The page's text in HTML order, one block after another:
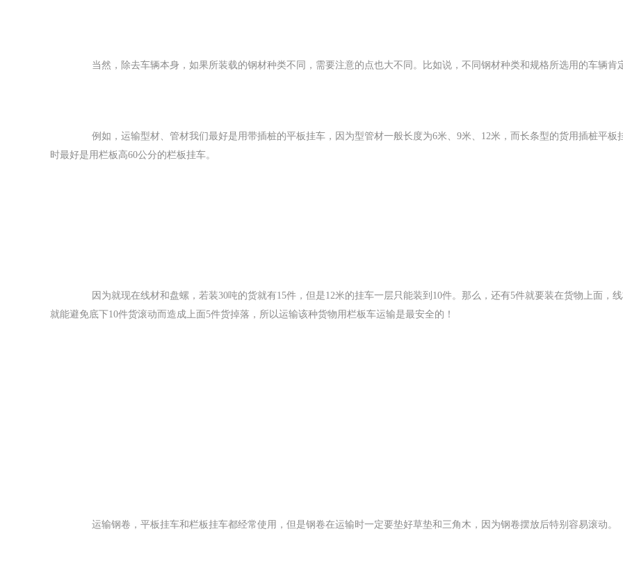
当然，除去车辆本身，如果所装载的钢材种类不同，需要注意的点也大不同。比如说，不同钢材种类和规格所选用的车辆肯
例如，运输型材、管材我们最好是用带插桩的平板挂车，因为型管材一般长度为6米、9米、12米，而长条型的货用插桩平板
时最好是用栏板高60公分的栏板挂车。
因为就现在线材和盘螺，若装30吨的货就有15件，但是12米的挂车一层只能装到10件。那么，还有5件就要装在货物上面，
就能避免底下10件货滚动而造成上面5件货掉落，所以运输该种货物用栏板车运输是最安全的！
运输钢卷，平板挂车和栏板挂车都经常使用，但是钢卷在运输时一定要垫好草垫和三角木，因为钢卷摆放后特别容易滚动。